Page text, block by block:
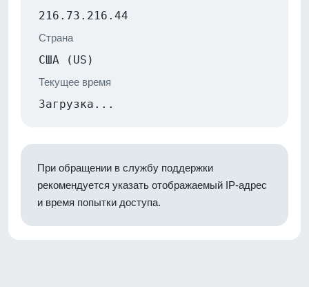
216.73.216.44
Страна
США (US)
Текущее время
Загрузка...
При обращении в службу поддержки
рекомендуется указать отображаемый IP-адрес
и время попытки доступа.